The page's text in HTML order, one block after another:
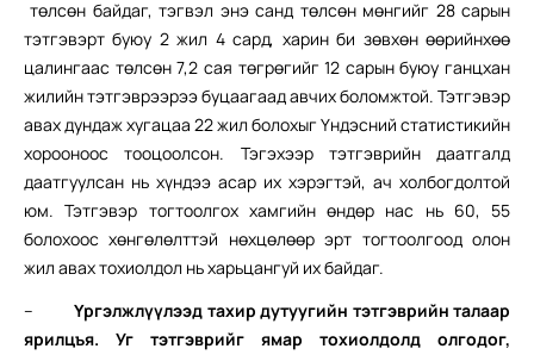
төлсөн байдаг, тэгвэл энэ санд төлсөн мөнгийг 28 сарын
тэтгэвэрт буюу 2 жил 4 сард, харин би зөвхөн өөрийнхөө
цалингаас төлсөн 7,2 сая төгрөгийг 12 сарын буюу ганцхан
жилийн тэтгэврээрээ буцаагаад авчих боломжтой. Тэтгэвэр
авах дундаж хугацаа 22 жил болохыг Үндэсний статистикийн
хорооноос тооцоолсон. Тэгэхээр тэтгэврийн даатгалд
даатгуулсан нь хүндээ асар их хэрэгтэй, ач холбогдолтой
юм. Тэтгэвэр тогтоолгох хамгийн өндөр нас нь 60, 55
болохоос хөнгөлөлттэй нөхцөлөөр эрт тогтоолгоод олон
жил авах тохиолдол нь харьцангуй их байдаг.
–Үргэлжлүүлээд тахир дутуугийн тэтгэврийн талаар
ярилцъя. Уг тэтгэврийг ямар тохиолдолд олгодог,